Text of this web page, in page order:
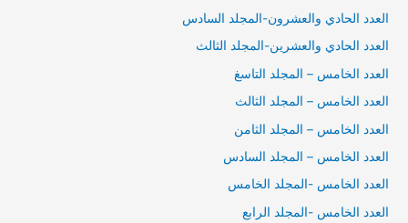
العدد الحادي والعشرون-المجلد السادس
العدد الحادي والعشرين-المجلد الثالث
العدد الخامس – المجلد التاسغ
العدد الخامس – المجلد الثالث
العدد الخامس – المجلد الثامن
العدد الخامس – المجلد السادس
العدد الخامس -المجلد الخامس
العدد الخامس -المجلد الرابع